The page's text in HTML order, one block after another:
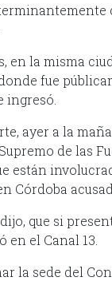
en la misma
fue
ingresó.
ayer a la
de las
están
Córdoba
que si
en el Canal 13.
la sede del